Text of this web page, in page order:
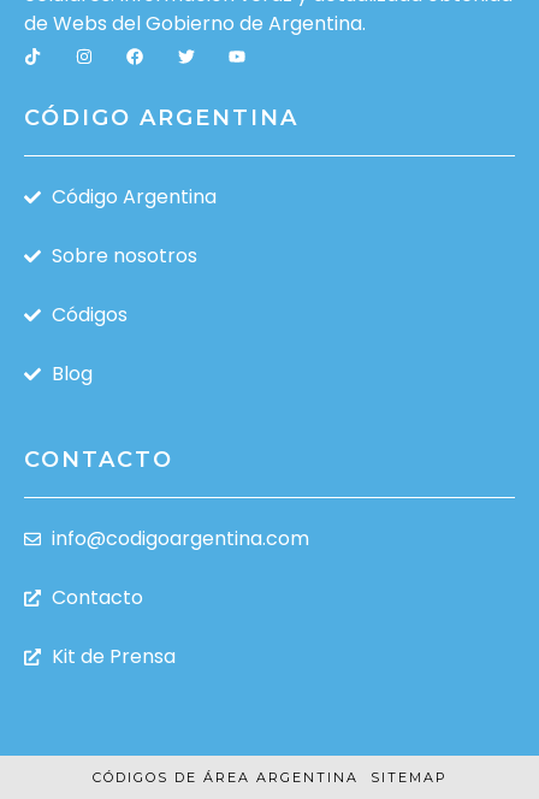
de Webs delGobierno de Argentina.
CÓDIGO ARGENTINA
Código Argentina
Sobre nosotros
Códigos
Blog
CONTACTO
info@codigoargentina.com
Contacto
Kit de Prensa
CÓDIGOS DE ÁREA ARGENTINA SITEMAP